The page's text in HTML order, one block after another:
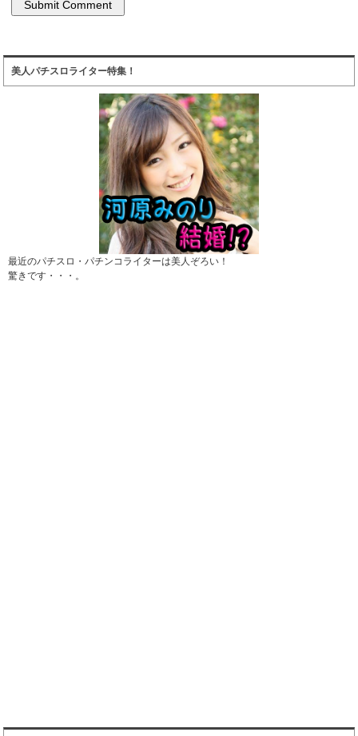
美人パチスロライター特集！
最近のパチスロ・パチンコライターは美人ぞろい！
驚きです・・・。